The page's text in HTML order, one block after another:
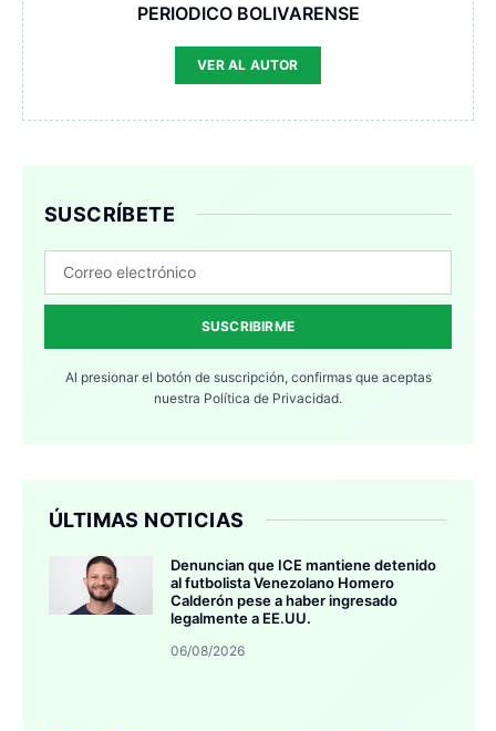
PERIODICO BOLIVARENSE
VER AL AUTOR
SUSCRÍBETE
SUSCRIBIRME
Al presionar el botón de suscripción, confirmas que aceptas
nuestra Política de Privacidad.
ÚLTIMAS NOTICIAS
Denuncian que ICE mantiene detenido
al futbolista Venezolano Homero
Calderón pese a haber ingresado
legalmente a EE.UU.
06/08/2026